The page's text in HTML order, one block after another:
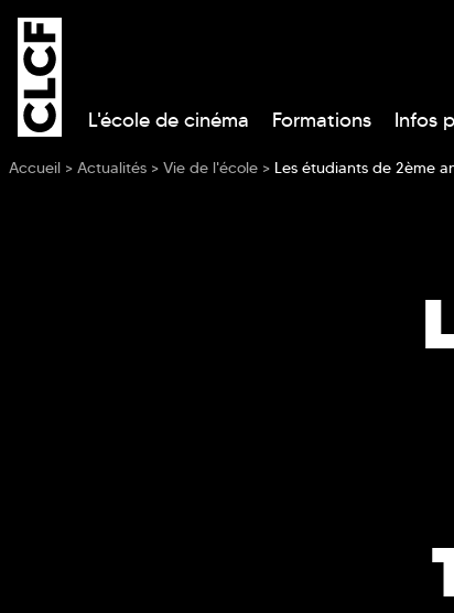
L'école de cinéma Formations Infos
Vous êtes ici
Accueil > Actualités > Vie de l'école > Les étudiants de 2ème